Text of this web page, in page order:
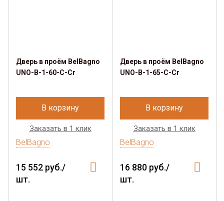
Дверь в проём BelBagno
UNO-B-1-60-C-Cr
В корзину
Заказать в 1 клик
BelBagno
15 552 руб./
шт.
Дверь в проём BelBagno
UNO-B-1-65-C-Cr
В корзину
Заказать в 1 клик
BelBagno
16 880 руб./
шт.